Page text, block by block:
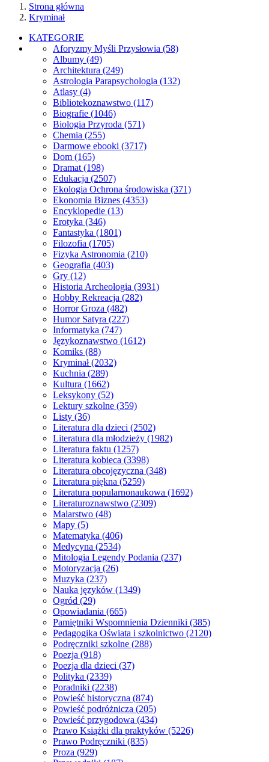
Strona główna
Kryminał
KATEGORIE
Aforyzmy Myśli Przysłowia (58)
Albumy (49)
Architektura (249)
Astrologia Parapsychologia (132)
Atlasy (4)
Bibliotekoznawstwo (117)
Biografie (1046)
Biologia Przyroda (571)
Chemia (255)
Darmowe ebooki (3717)
Dom (165)
Dramat (198)
Edukacja (2507)
Ekologia Ochrona środowiska (371)
Ekonomia Biznes (4353)
Encyklopedie (13)
Erotyka (346)
Fantastyka (1801)
Filozofia (1705)
Fizyka Astronomia (210)
Geografia (403)
Gry (12)
Historia Archeologia (3931)
Hobby Rekreacja (282)
Horror Groza (482)
Humor Satyra (227)
Informatyka (747)
Językoznawstwo (1612)
Komiks (88)
Kryminał(2032)
Kuchnia (289)
Kultura (1662)
Leksykony (52)
Lektury szkolne (359)
Listy (36)
Literatura dla dzieci (2502)
Literatura dla młodzieży (1982)
Literatura faktu (1257)
Literatura kobieca (3398)
Literatura obcojęzyczna (348)
Literatura piękna (5259)
Literatura popularnonaukowa (1692)
Literaturoznawstwo (2309)
Malarstwo (48)
Mapy (5)
Matematyka (406)
Medycyna (2534)
Mitologia Legendy Podania (237)
Motoryzacja (26)
Muzyka (237)
Nauka języków (1349)
Ogród (29)
Opowiadania (665)
Pamiętniki Wspomnienia Dzienniki (385)
Pedagogika Oświata i szkolnictwo (2120)
Podręczniki szkolne (288)
Poezja (918)
Poezja dla dzieci (37)
Polityka (2339)
Poradniki (2238)
Powieść historyczna (874)
Powieść podróżnicza (205)
Powieść przygodowa (434)
Prawo Książki dla praktyków (5226)
Prawo Podręczniki (835)
Proza (929)